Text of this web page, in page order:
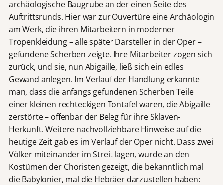
archäologische Baugrube an der einen Seite des
Auftrittsrunds. Hier war zur Ouvertüre eine Archäologin
am Werk, die ihren Mitarbeitern in moderner
Tropenkleidung – alle später Darsteller in der Oper –
gefundene Scherben zeigte. Ihre Mitarbeiter zogen sich
zurück, und sie, nun Abigaille, ließ sich ein edles
Gewand anlegen. Im Verlauf der Handlung erkannte
man, dass die anfangs gefundenen Scherben Teile
einer kleinen rechteckigen Tontafel waren, die Abigaille
zerstörte – offenbar der Beleg für ihre Sklaven-
Herkunft. Weitere nachvollziehbare Hinweise auf die
heutige Zeit gab es im Verlauf der Oper nicht. Dass zwei
Völker miteinander im Streit lagen, wurde an den
Kostümen der Choristen gezeigt, die bekanntlich mal
die Babylonier, mal die Hebräer darzustellen haben: